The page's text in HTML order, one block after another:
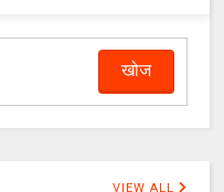
VIEW ALL